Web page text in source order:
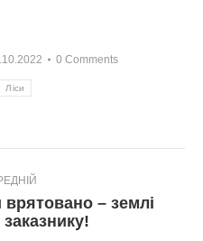
0 Comments
Ліси
Попередній
пост:
– землі